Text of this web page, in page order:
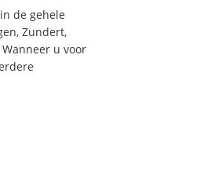
de gehele
Zundert,
u voor